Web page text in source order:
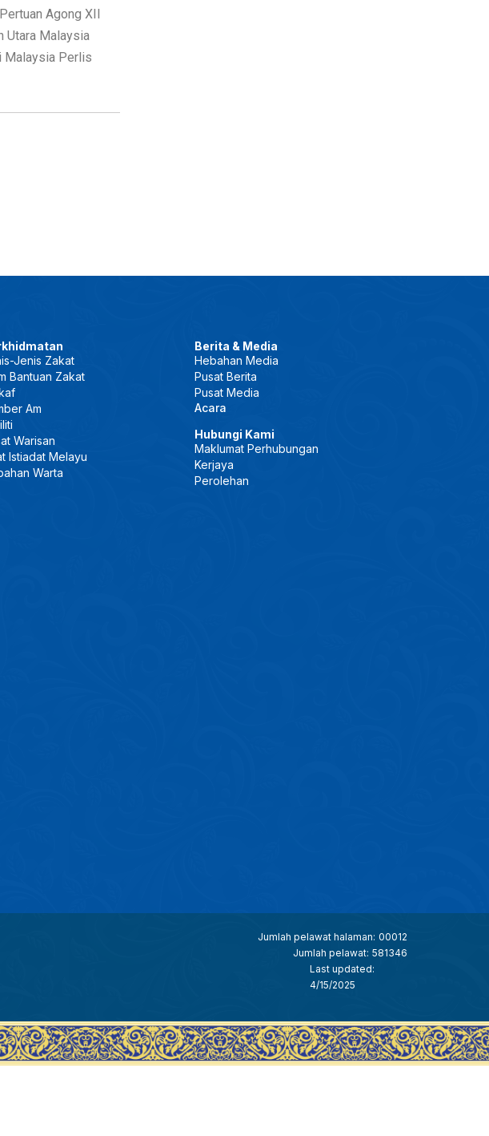
Agong XII
Utara Malaysia
Malaysia Perlis
Jenis Zakat
Bantuan Zakat
Am
Warisan
Istiadat Melayu
Warta
Berita & Media
Hebahan Media
Pusat Berita
Pusat Media
Acara
Hubungi Kami
Maklumat Perhubungan
Kerjaya
Perolehan
Jumlah pelawat halaman: 00012
Jumlah pelawat: 581346
Last updated:
4/15/2025